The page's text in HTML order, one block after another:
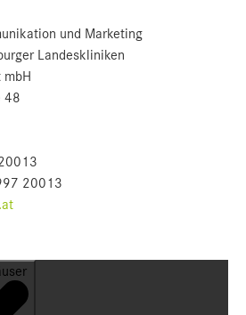
und Marketing
Landeskliniken
48
20013